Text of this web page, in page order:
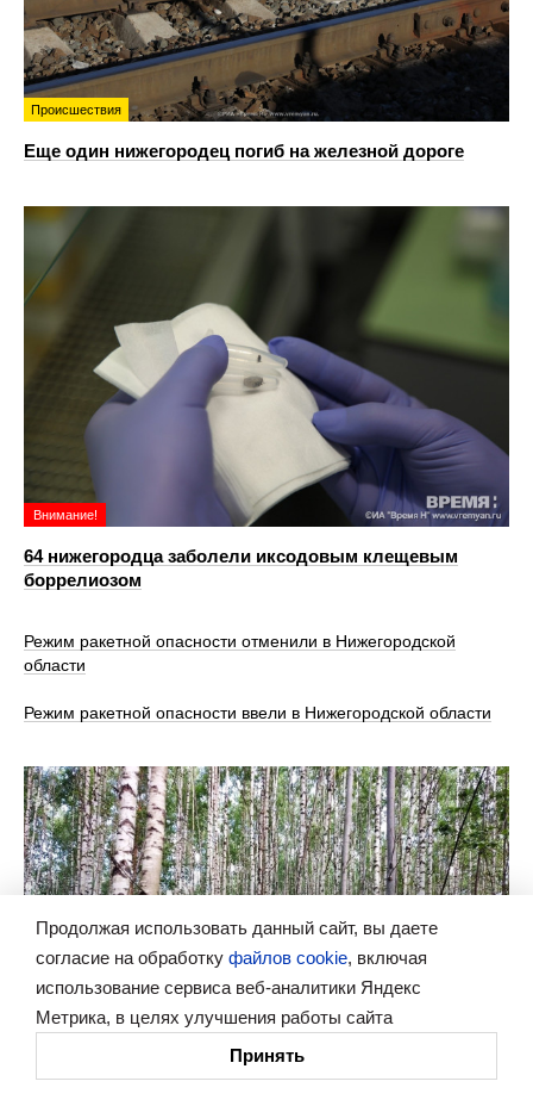
Происшествия
Еще один нижегородец погиб на железной дороге
Внимание!
64 нижегородца заболели иксодовым клещевым
боррелиозом
Режим ракетной опасности отменили в Нижегородской
области
Режим ракетной опасности ввели в Нижегородской области
Губерния
Продолжая использовать данный сайт, вы даете
согласие на обработку файлов cookie, включая
использование сервиса веб-аналитики Яндекс
Метрика, в целях улучшения работы сайта
Принять